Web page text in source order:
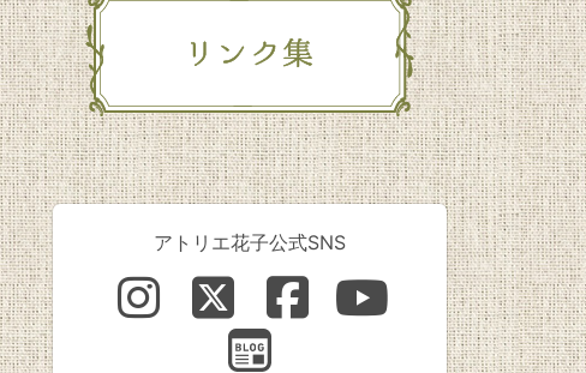
アトリエ花子公式SNS